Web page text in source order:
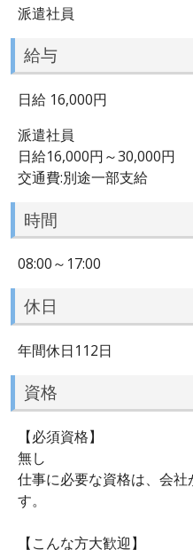
派遣社員
給与
日給 16,000円
派遣社員
日給16,000円～30,000円
交通費:別途一部支給
時間
08:00～17:00
休日
年間休日112日
資格
【必須資格】
無し
仕事に必要な資格は、会
す。
【こんな方大歓迎】